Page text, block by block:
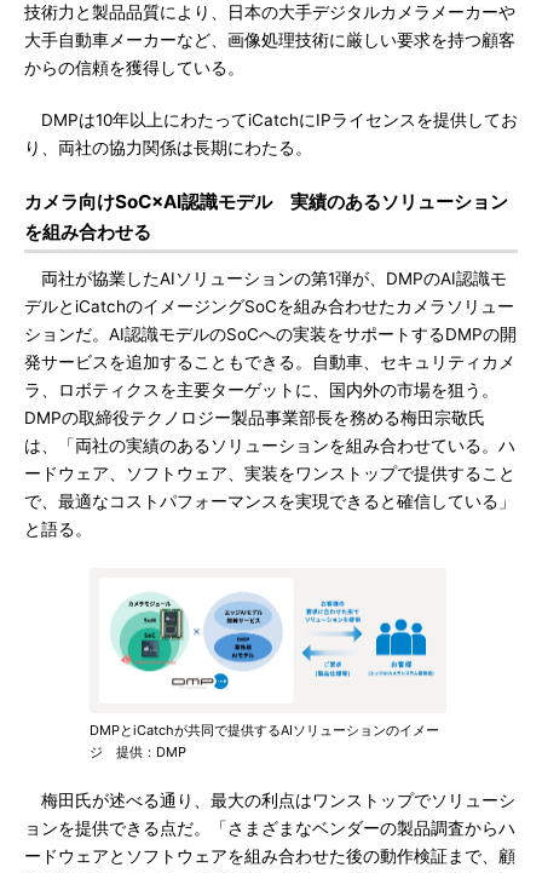
技術力と製品品質により、日本の大手デジタルカメラメーカーや
大手自動車メーカーなど、画像処理技術に厳しい要求を持つ顧客
からの信頼を獲得している。
DMPは10年以上にわたってiCatchにIPライセンスを提供してお
り、両社の協力関係は長期にわたる。
カメラ向けSoC×AI認識モデル 実績のあるソリューション
を組み合わせる
両社が協業したAIソリューションの第1弾が、DMPのAI認識モ
デルとiCatchのイメージングSoCを組み合わせたカメラソリュー
ションだ。AI認識モデルのSoCへの実装をサポートするDMPの開
発サービスを追加することもできる。自動車、セキュリティカメ
ラ、ロボティクスを主要ターゲットに、国内外の市場を狙う。
DMPの取締役テクノロジー製品事業部長を務める梅田宗敬氏
は、「両社の実績のあるソリューションを組み合わせている。ハ
ードウェア、ソフトウェア、実装をワンストップで提供すること
で、最適なコストパフォーマンスを実現できると確信している」
と語る。
DMPとiCatchが共同で提供するAIソリューションのイメー
ジ 提供：DMP
梅田氏が述べる通り、最大の利点はワンストップでソリューシ
ョンを提供できる点だ。「さまざまなベンダーの製品調査からハ
ードウェアとソフトウェアを組み合わせた後の動作検証まで、顧